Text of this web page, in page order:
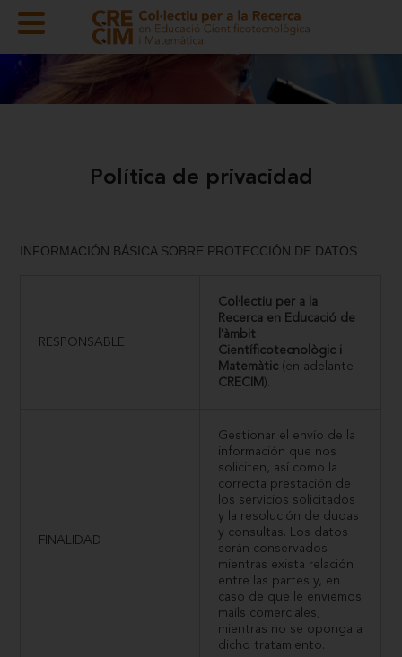
Política de privacidad
INFORMACIÓN BÁSICA SOBRE PROTECCIÓN DE DATOS
RESPONSABLE
Col·lectiu per a la
Recerca en Educació de
l'àmbit
Científicotecnològic i
Matemàtic (en adelante
CRECIM ).
FINALIDAD
Gestionar el envío de la
información que nos
soliciten, así como la
correcta prestación de
los servicios solicitados
y la resolución de dudas
y consultas. Los datos
serán conservados
mientras exista relación
entre las partes y, en
caso de que le enviemos
mails comerciales,
mientras no se oponga a
dicho tratamiento.